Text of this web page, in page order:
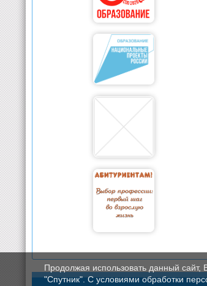
Продолжая использовать данный
"Спутник". С условиями обработки